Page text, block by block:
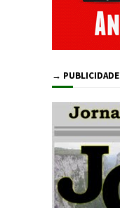
→ PUBLICIDADE